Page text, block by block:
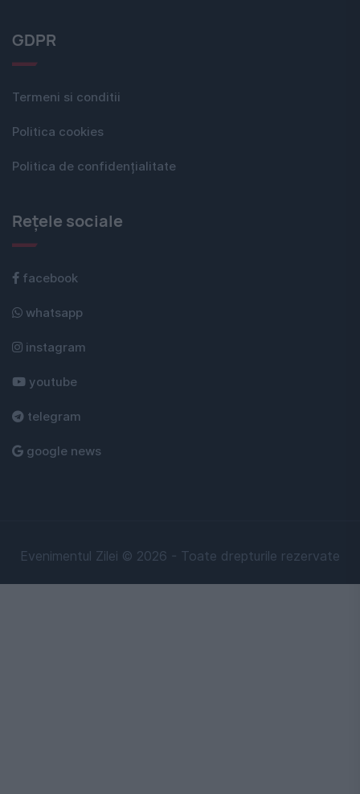
GDPR
Termeni si conditii
Politica cookies
Politica de confidențialitate
Rețele sociale
facebook
whatsapp
instagram
youtube
telegram
google news
Evenimentul Zilei © 2026 - Toate drepturile rezervate